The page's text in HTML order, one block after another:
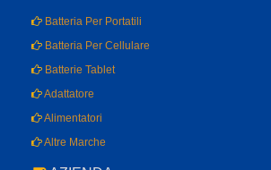
Batteria Per Portatili
Batteria Per Cellulare
Batterie Tablet
Adattatore
Alimentatori
Altre Marche